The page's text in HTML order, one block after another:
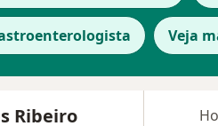
Veja
Ribeiro